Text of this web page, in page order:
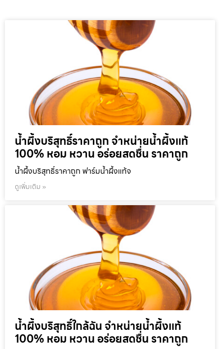
น้ำผึ้งบริสุทธิ์ราคาถูก จำหน่ายน้ำผึ้งแท้
100% หอม หวาน อร่อยสดชื่น ราคาถูก
น้ำผึ้งบริสุทธิ์ราคาถูก ฟาร์มน้ำผึ้งแท้จ
ดูเพิ่มเติม »
น้ำผึ้งบริสุทธิ์ใกล้ฉัน จำหน่ายน้ำผึ้งแท้
100% หอม หวาน อร่อยสดชื่น ราคาถูก